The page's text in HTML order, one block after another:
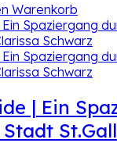
Warenkorb
| Ein